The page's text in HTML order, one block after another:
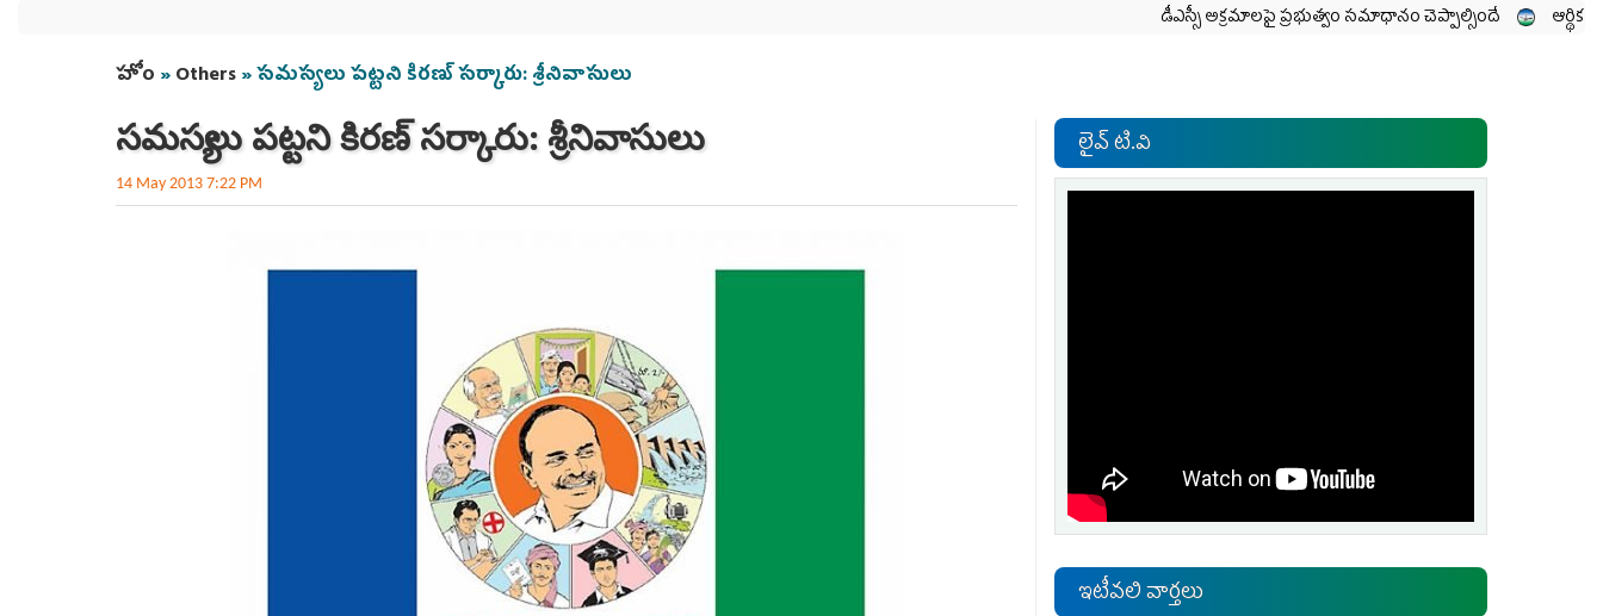
డీఎస్సీ అక్రమాలపై ప్రభుత్వం సమాధానం చెప్పాల్సిందే ఆర్థిక శ్వేతపత్రం
You are here
హోం »Others» సమస్యలు పట్టని కిరణ్ సర్కారు: శ్రీనివాసులు
సమస్యలు పట్టని కిరణ్ సర్కారు: శ్రీనివాసులు
14 May 2013 7:22 PM
లైవ్ టి.వి
ఇటీవలి వార్తలు